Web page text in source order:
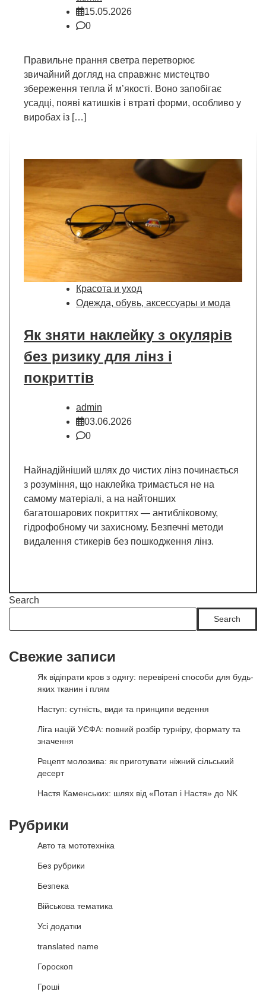
15.05.2026
0
Правильне прання светра перетворює
звичайний догляд на справжнє мистецтво
збереження тепла й м’якості. Воно запобігає
усадці, появі катишків і втраті форми, особливо у
виробах із […]
Красота и уход
Одежда, обувь, аксессуары и мода
Як зняти наклейку з окулярів
без ризику для лінз і
покриттів
admin
03.06.2026
0
Найнадійніший шлях до чистих лінз починається
з розуміння, що наклейка тримається не на
самому матеріалі, а на найтонших
багатошарових покриттях — антибліковому,
гідрофобному чи захисному. Безпечні методи
видалення стикерів без пошкодження лінз.
Search
Search
Свежие записи
Як відіпрати кров з одягу: перевірені способи для будь-
яких тканин і плям
Наступ: сутність, види та принципи ведення
Ліга націй УЄФА: повний розбір турніру, формату та
значення
Рецепт молозива: як приготувати ніжний сільський
десерт
Настя Каменських: шлях від «Потап і Настя» до NK
Рубрики
Авто та мототехніка
Без рубрики
Безпека
Військова тематика
Усі додатки
translated name
Гороскоп
Гроші